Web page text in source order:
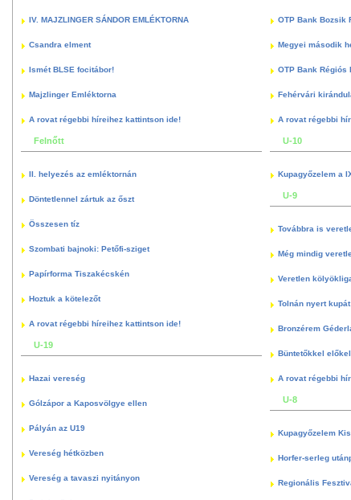
IV. MAJZLINGER SÁNDOR EMLÉKTORNA
Csandra elment
Ismét BLSE focitábor!
Majzlinger Emléktorna
A rovat régebbi híreihez kattintson ide!
Felnőtt
II. helyezés az emléktornán
Döntetlennel zártuk az őszt
Összesen tíz
Szombati bajnoki: Petőfi-sziget
Papírforma Tiszakécskén
Hoztuk a kötelezőt
A rovat régebbi híreihez kattintson ide!
U-19
Hazai vereség
Gólzápor a Kaposvölgye ellen
Pályán az U19
Vereség hétközben
Vereség a tavaszi nyitányon
OTP Bank Bozsik
Megyei második
OTP Bank Régiós
Fehérvári
A rovat régebbi
U-10
Kupagyőzelem a
U-9
Továbbra is
Még mindig
Veretlen
Tolnán nyert
Bronzérem
Büntetőkkel
A rovat régebbi
U-8
Kupagyőzelem
Horfer-serleg
Regionális